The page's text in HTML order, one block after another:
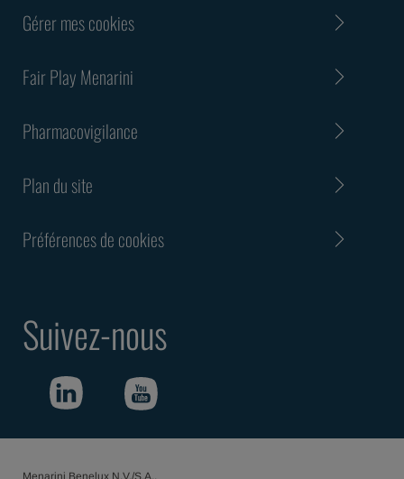
Gérer mes cookies
Fair Play Menarini
Pharmacovigilance
Plan du site
Préférences de cookies
Suivez-nous
Menarini Benelux N.V./S.A.,